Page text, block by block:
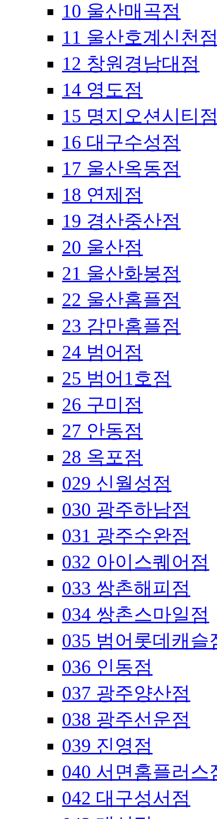
10 울산매곡점
11 울산호계신천
12 창원경남대점
14 영도점
15 명지오션시티
16 대구수성점
17 울산옥동점
18 연제점
19 경산중산점
20 울산점
21 울산화봉점
22 울산홈플점
23 감만홈플점
24 범어점
25 범어1호점
26 구미점
27 안동점
28 옥포점
029 신월성점
030 광주하남점
031 광주수완점
032 아이스퀘어점
033 쌍촌해피점
034 쌍촌스마일점
035 범어롯데캐슬
036 인동점
037 광주양산점
038 광주선운점
039 진영점
040 서면홈플러스
042 대구성서점